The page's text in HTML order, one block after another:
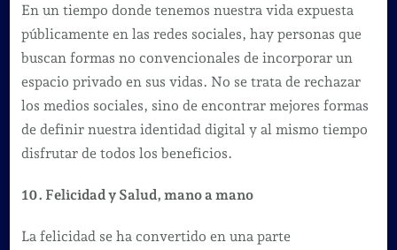
En un tiempo donde tenemos nuestra vida expuesta
públicamente en las redes sociales, hay personas que
buscan formas no convencionales de incorporar un
espacio privado en sus vidas. No se trata de rechazar
los medios sociales, sino de encontrar mejores formas
de definir nuestra identidad digital y al mismo tiempo
disfrutar de todos los beneficios.
10. Felicidad y Salud, mano a mano
La felicidad se ha convertido en una parte